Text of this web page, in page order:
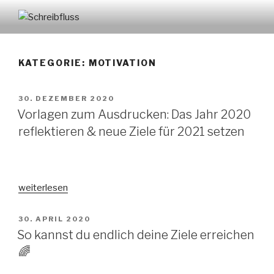
Inhalt
springenSCHREIBFLUSS
KATEGORIE: MOTIVATION
VERÖFFENTLICHT
AM
30. DEZEMBER 2020
Vorlagen zum Ausdrucken: Das Jahr 2020
reflektieren & neue Ziele für 2021 setzen
„Vorlagen
Ausdrucken:
Das
Jahr
weiterlesen
VERÖFFENTLICHT
AM
30. APRIL 2020
So kannst du endlich deine Ziele erreichen
🌈